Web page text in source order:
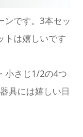
ンです。3本セッ
トは嬉しいです
小さじ1/2の4つ
具には嬉しい日